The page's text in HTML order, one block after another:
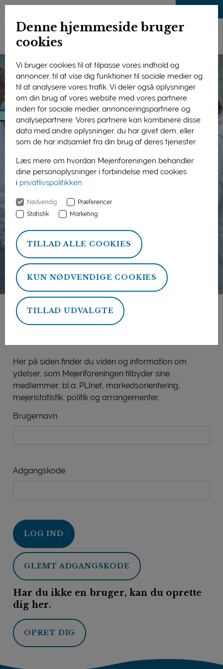
Denne hjemmeside bruger
cookies
Vi bruger cookies til at tilpasse vores indhold og
annoncer, til at vise dig funktioner til sociale medier og
til at analysere vores trafik. Vi deler også oplysninger
om din brug af vores website med vores partnere
inden for sociale medier, annonceringspartnere og
analysepartnere. Vores partnere kan kombinere disse
data med andre oplysninger, du har givet dem, eller
som de har indsamlet fra din brug af deres tjenester.
Læs mere om hvordan Mejeriforeningen behandler
dine personoplysninger i forbindelse med cookies
i privatlivspolitikken
Nødvendig
Præferencer
Statistik
Marketing
TILLAD ALLE COOKIES
KUN NØDVENDIGE COOKIES
TILLAD UDVALGTE
Mejeriforeningens
Her på siden finder du viden og information om
ydelser, som Mejeriforeningen tilbyder sine
medlemmer, bl.a. PLInet, markedsorientering,
mejeristatistik, politik og arrangementer.
Brugernavn
Adgangskode
LOG IND
GLEMT ADGANGSKODE
Har du ikke en bruger, kan du oprette
dig her.
OPRET DIG